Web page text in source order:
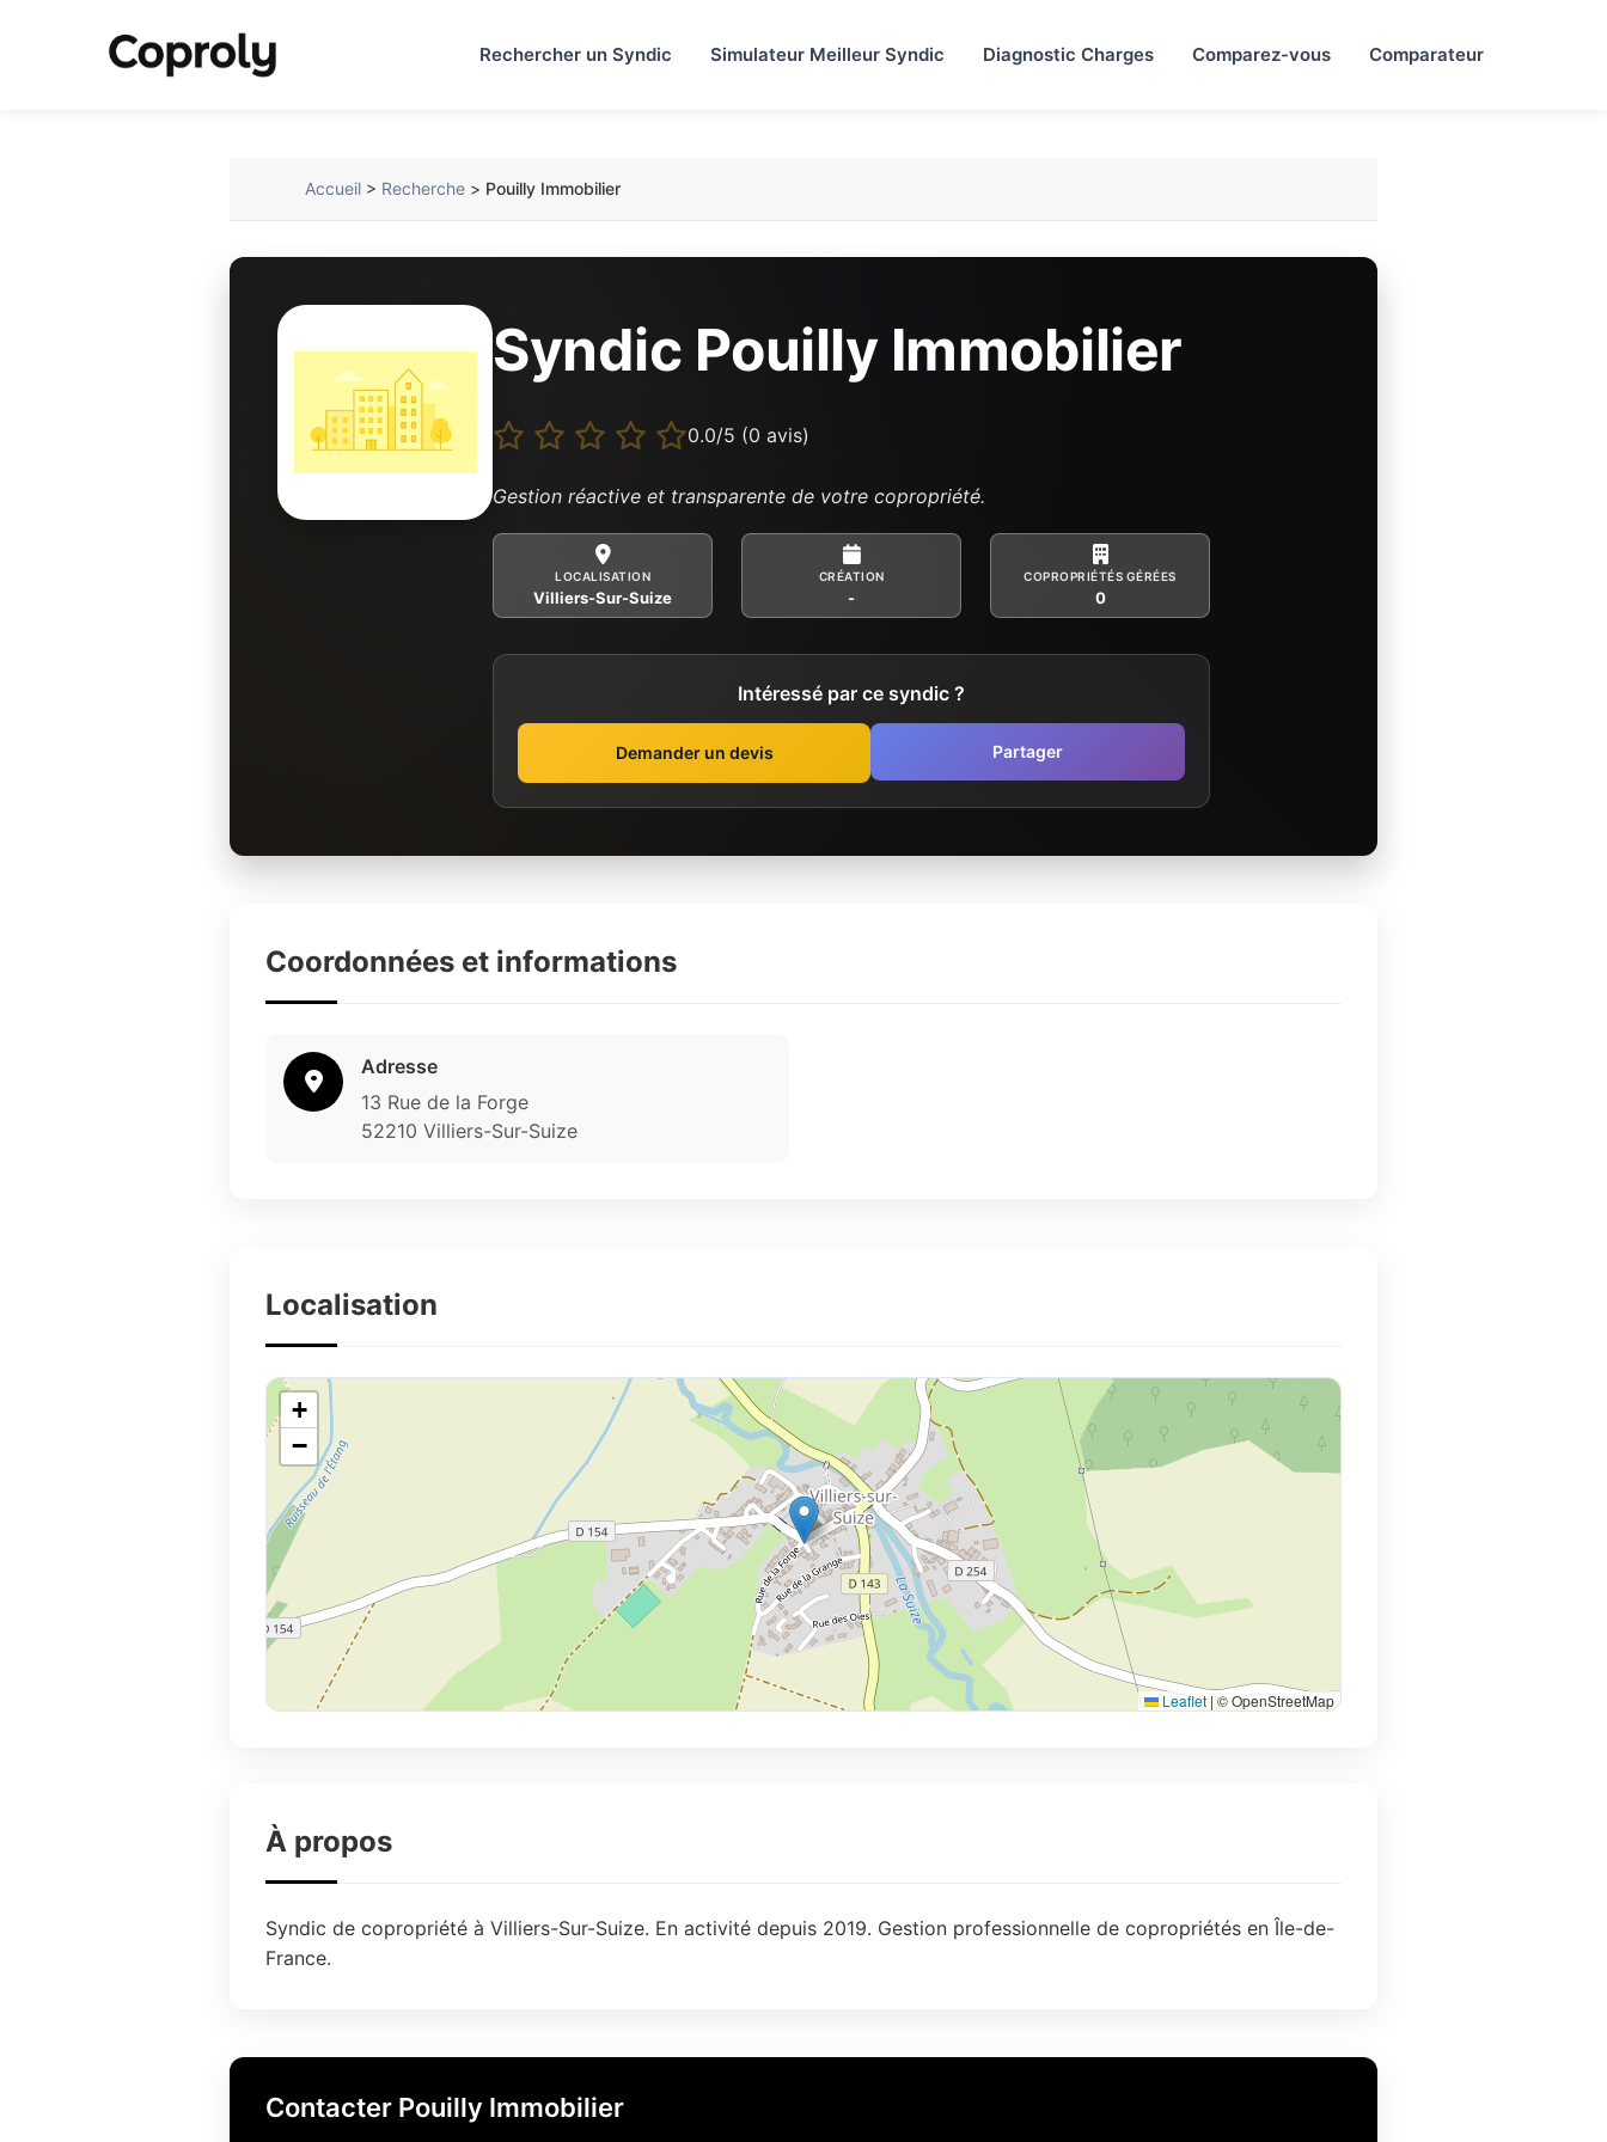
Rechercher un Syndic Simulateur Meilleur Syndic Diagnostic Charges Comparez-vous Comparateur
Accueil > Recherche > Pouilly Immobilier
Syndic Pouilly Immobilier
0.0/5 (0 avis)
Gestion réactive et transparente de votre copropriété.
LOCALISATION
Villiers-Sur-Suize
CRÉATION
-
COPROPRIÉTÉS GÉRÉES
0
Intéressé par ce syndic ?
Demander un devis Partager
Coordonnées et informations
Adresse
13 Rue de la Forge
52210 Villiers-Sur-Suize
Localisation
+
−
Leaflet | © OpenStreetMap
À propos
Syndic de copropriété à Villiers-Sur-Suize. En activité depuis 2019. Gestion professionnelle de copropriétés en Île-de-
France.
Contacter Pouilly Immobilier